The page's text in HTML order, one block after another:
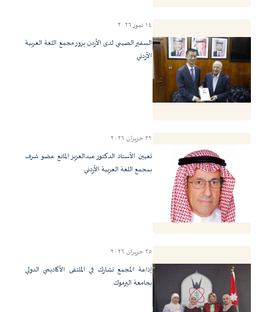
١٤ تموز ٢٠٢٦
السفير الصيني لدى الأردن يزور مجمع اللغة العربية
الأردني
٢٩ حزيران ٢٠٢٦
تعيين الأستاذ الدكتور عبدالعزيز المانع عضو شرف
بمجمع اللغة العربية الأردني
٢٥ حزيران ٢٠٢٦
إذاعة المجمع تشارك في الملتقى الأكاديمي الدولي
بجامعة اليرموك